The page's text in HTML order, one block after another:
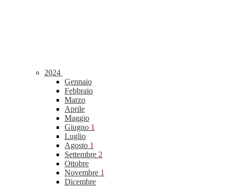
2024
Gennaio
Febbraio
Marzo
Aprile
Maggio
Giugno 1
Luglio
Agosto 1
Settembre 2
Ottobre
Novembre 1
Dicembre